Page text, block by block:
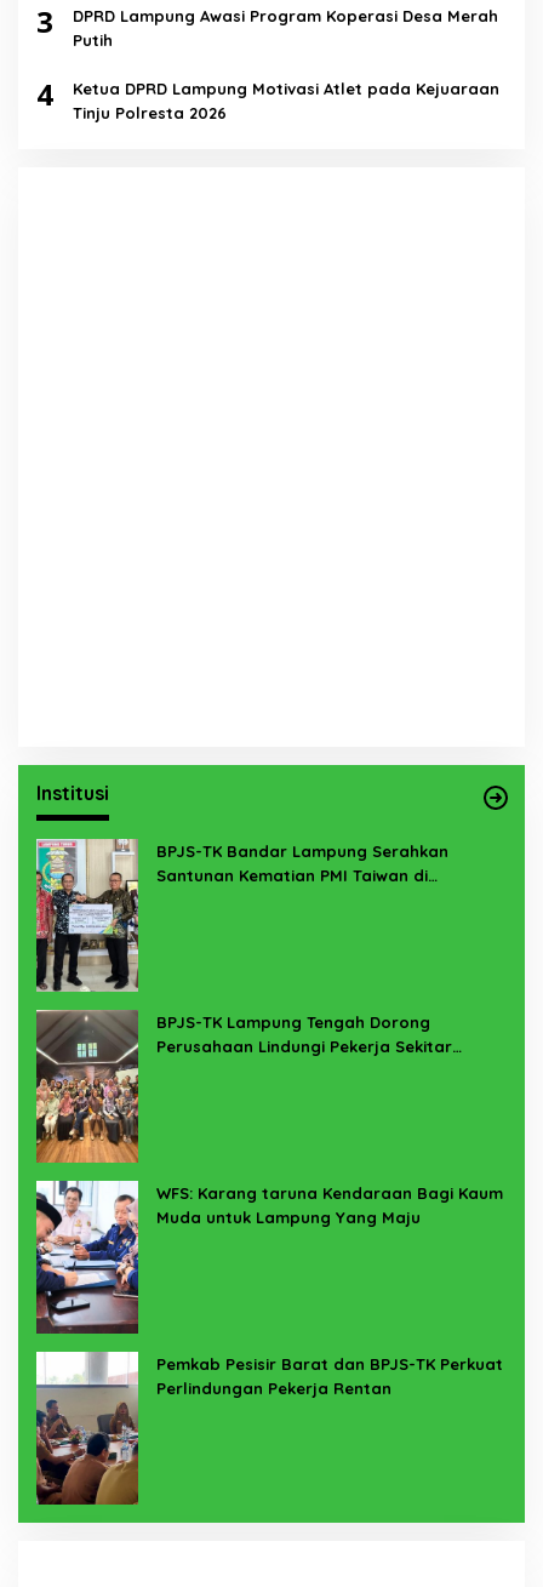
3
DPRD Lampung Awasi Program Koperasi Desa Merah
Putih
4
Ketua DPRD Lampung Motivasi Atlet pada Kejuaraan
Tinju Polresta 2026
Institusi
BPJS-TK Bandar Lampung Serahkan
Santunan Kematian PMI Taiwan di
BPJS-TK Lampung Tengah Dorong
Perusahaan Lindungi Pekerja Sekitar
WFS: Karang taruna Kendaraan Bagi Kaum
Muda untuk Lampung Yang Maju
Pemkab Pesisir Barat dan BPJS-TK Perkuat
Perlindungan Pekerja Rentan